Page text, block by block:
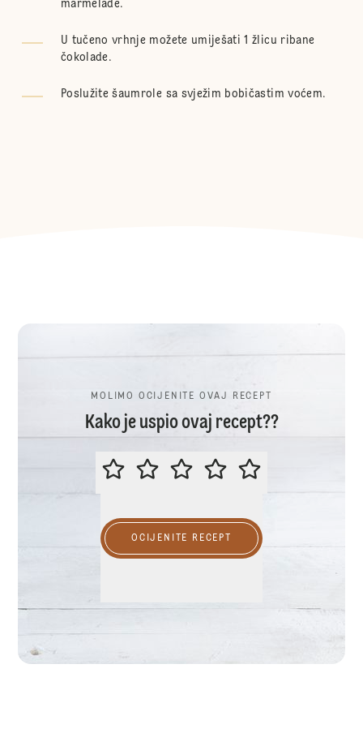
marmelade.
U tučeno vrhnje možete umiješati 1 žlicu ribane
čokolade.
Poslužite šaumrole sa svježim bobičastim voćem.
MOLIMO OCIJENITE OVAJ RECEPT
Kako je uspio ovaj recept??
MOLIMO OCIJENITE OVAJ
OCIJENITE RECEPT